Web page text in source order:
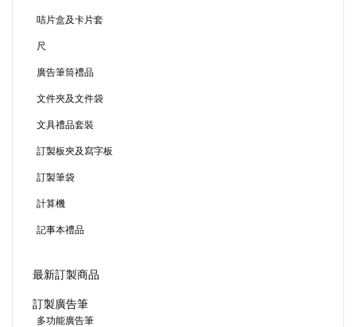
咭片盒及卡片套
尺
廣告筆筒禮品
文件夾及文件袋
文具禮品套裝
訂製板夾及寫字板
訂製筆袋
計算機
記事本禮品
最新訂製商品
訂製廣告筆
多功能廣告筆